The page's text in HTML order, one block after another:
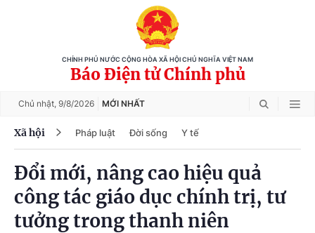
CHÍNH PHỦ NƯỚC CỘNG HÒA XÃ HỘI CHỦ NGHĨA VIỆT NAM
Báo Điện tử Chính phủ
Chủ nhật, 9/8/2026 MỚI NHẤT
Xã hội Pháp luật Đời sống Y tế
Đổi mới, nâng cao hiệu quả
công tác giáo dục chính trị, tư
tưởng trong thanh niên